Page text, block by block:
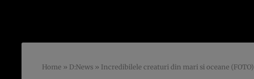
Home » D:News » Incredibilele creaturi din mari si oceane (FOTO)